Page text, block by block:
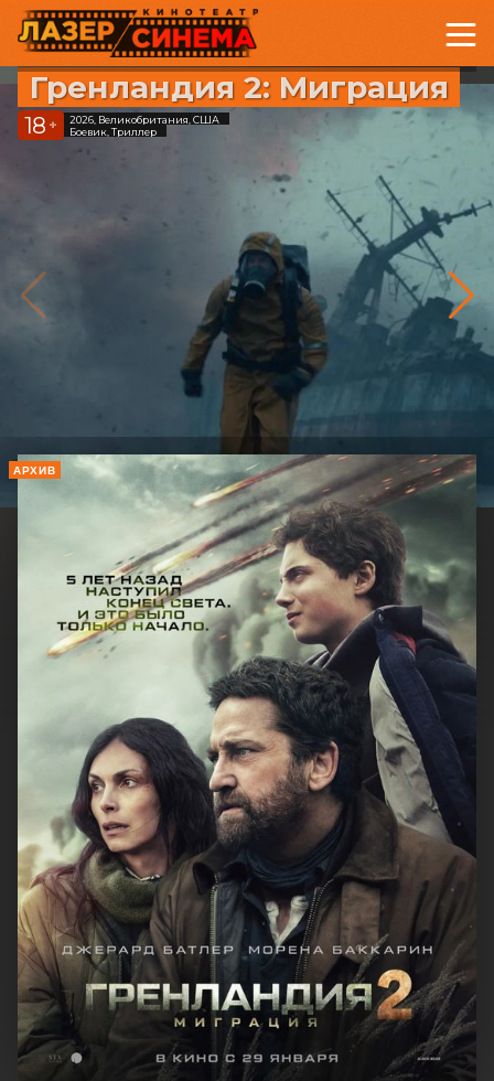
Гренландия 2: Миграция
18 +
2026, Великобритания, США
Боевик, Триллер
АРХИВ